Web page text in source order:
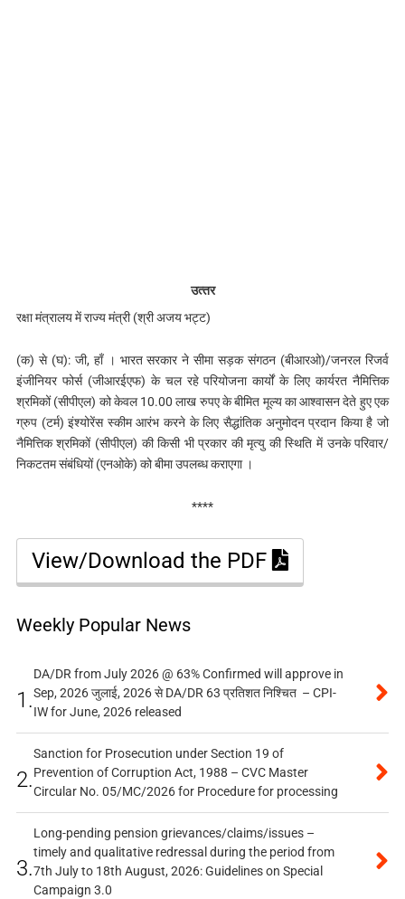
उत्‍तर
रक्षा मंत्रालय में राज्य मंत्री (श्री अजय भट्ट)
(क) से (घ): जी, हाँ । भारत सरकार ने सीमा सड़क संगठन (बीआरओ)/जनरल रिजर्व
इंजीनियर फोर्स (जीआरईएफ) के चल रहे परियोजना कार्यों के लिए कार्यरत नैमित्तिक
श्रमिकों (सीपीएल) को केवल 10.00 लाख रुपए के बीमित मूल्य का आश्वासन देते हुए एक
ग्रुप (टर्म) इंश्योरेंस स्कीम आरंभ करने के लिए सैद्धांतिक अनुमोदन प्रदान किया है जो
नैमित्तिक श्रमिकों (सीपीएल) की किसी भी प्रकार की मृत्यु की स्थिति में उनके परिवार/
निकटतम संबंधियों (एनओके) को बीमा उपलब्ध कराएगा ।
****
View/Download the PDF
Weekly Popular News
1.
DA/DR from July 2026 @ 63% Confirmed will approve in
Sep, 2026 जुलाई, 2026 से DA/DR 63 प्रतिशत निश्चित – CPI-
IW for June, 2026 released
2.
Sanction for Prosecution under Section 19 of
Prevention of Corruption Act, 1988 – CVC Master
Circular No. 05/MC/2026 for Procedure for processing
3.
Long-pending pension grievances/claims/issues –
timely and qualitative redressal during the period from
7th July to 18th August, 2026: Guidelines on Special
Campaign 3.0